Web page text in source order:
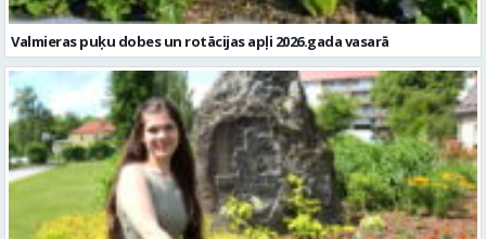
Valmieras puķu dobes un rotācijas apļi 2026.gada vasarā